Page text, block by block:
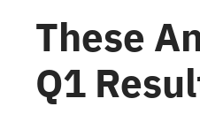
These
Q1